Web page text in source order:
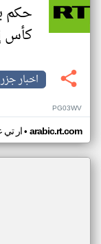
حكم
كأس
اخبار
PG03WV
ار تي• arabic.rt.com